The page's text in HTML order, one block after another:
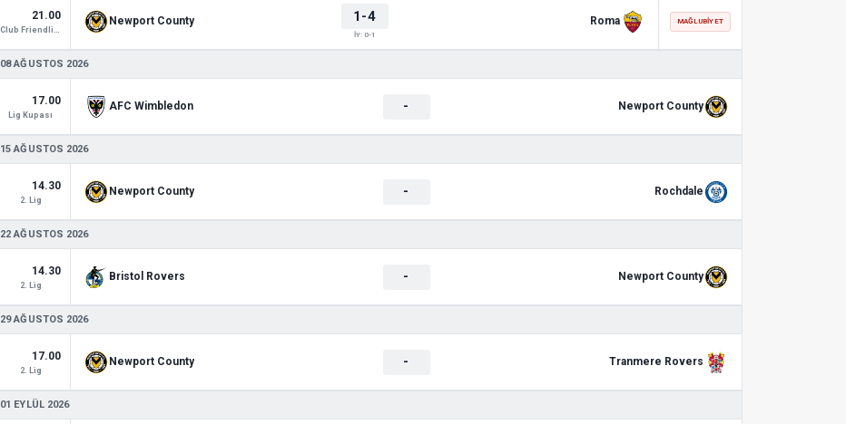
21.00 Newport County 1-4
İY: 0-1
Roma MAĞLUBIYET
08 AĞUSTOS 2026
17.00
Lig Kupası
AFC Wimbledon - Newport County
15 AĞUSTOS 2026
14.30
2. Lig
Newport County - Rochdale
22 AĞUSTOS 2026
14.30
2. Lig
Bristol Rovers - Newport County
29 AĞUSTOS 2026
17.00
2. Lig
Newport County - Tranmere Rovers
01 EYLÜL 2026